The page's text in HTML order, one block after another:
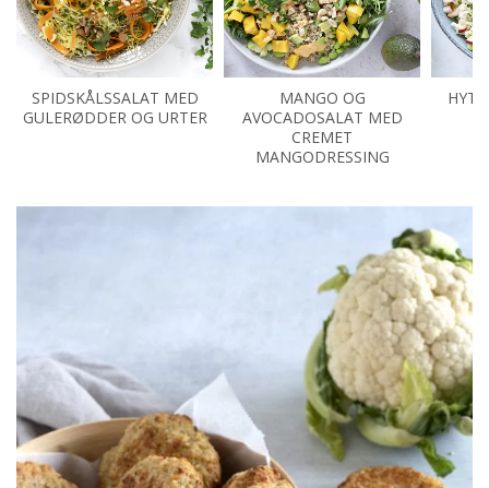
SPIDSKÅLSSALAT MED
GULERØDDER OG URTER
MANGO OG
AVOCADOSALAT MED
CREMET
MANGODRESSING